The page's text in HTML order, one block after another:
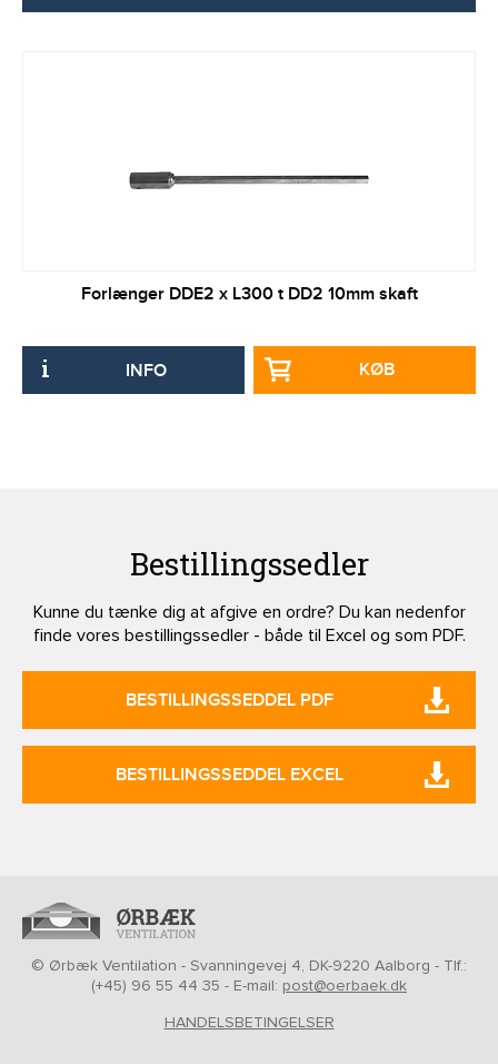
Forlænger DDE2 x L300 t DD2 10mm skaft
INFO KØB
Bestillingssedler
Kunne du tænke dig at afgive en ordre? Du kan nedenfor
finde vores bestillingssedler - både til Excel og som PDF.
BESTILLINGSSEDDEL PDF
BESTILLINGSSEDDEL EXCEL
© Ørbæk Ventilation - Svanningevej 4, DK-9220 Aalborg - Tlf.:
(+45) 96 55 44 35 - E-mail: post@oerbaek.dk
HANDELSBETINGELSER